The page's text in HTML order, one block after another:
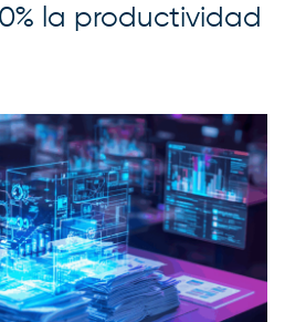
la productividad